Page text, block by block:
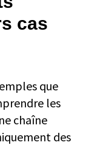
cas
que
les
chaîne
des